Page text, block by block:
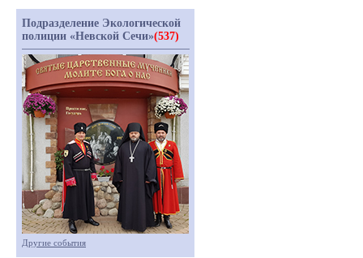
Подразделение Экологической
полиции «Невской Сечи»(537)
Другие события